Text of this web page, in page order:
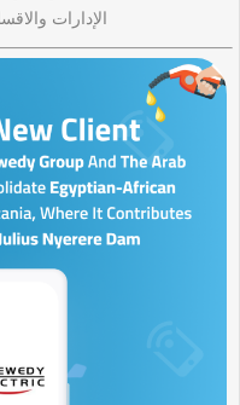
الإدارات